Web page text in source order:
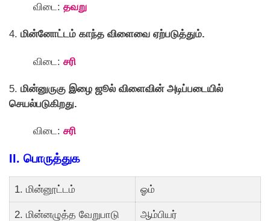
விடை: தவறு
4. மின்னாேட்டம் காந்த விளைவை ஏற்படுத்தும்.
விடை: சரி
5. மின்னுருகு இழை ஜூல் விளைவின் அடிப்படையில்
செயல்படுகிறது.
விடை: சரி
II. பாெருத்துக
1. மின்னூட்டம் ஓம்
2. மின்னழுத்த வேறுபாடு ஆம்பியர்